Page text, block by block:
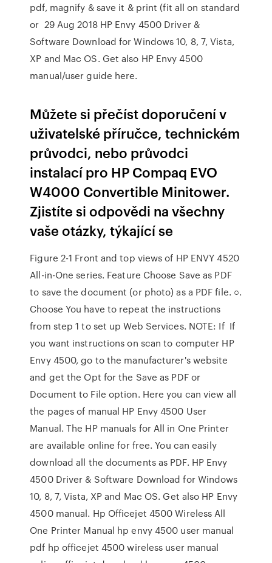
pdf, magnify & save it & print (fit all on standard
or 29 Aug 2018 HP Envy 4500 Driver &
Software Download for Windows 10, 8, 7, Vista,
XP and Mac OS. Get also HP Envy 4500
manual/user guide here.
Můžete si přečíst doporučení v
uživatelské příručce, technickém
průvodci, nebo průvodci
instalací pro HP Compaq EVO
W4000 Convertible Minitower.
Zjistíte si odpovědi na všechny
vaše otázky, týkající se
Figure 2-1 Front and top views of HP ENVY 4520
All-in-One series. Feature Choose Save as PDF
to save the document (or photo) as a PDF file. ○.
Choose You have to repeat the instructions
from step 1 to set up Web Services. NOTE: If If
you want instructions on scan to computer HP
Envy 4500, go to the manufacturer's website
and get the Opt for the Save as PDF or
Document to File option. Here you can view all
the pages of manual HP Envy 4500 User
Manual. The HP manuals for All in One Printer
are available online for free. You can easily
download all the documents as PDF. HP Envy
4500 Driver & Software Download for Windows
10, 8, 7, Vista, XP and Mac OS. Get also HP Envy
4500 manual. Hp Officejet 4500 Wireless All
One Printer Manual hp envy 4500 user manual
pdf hp officejet 4500 wireless user manual